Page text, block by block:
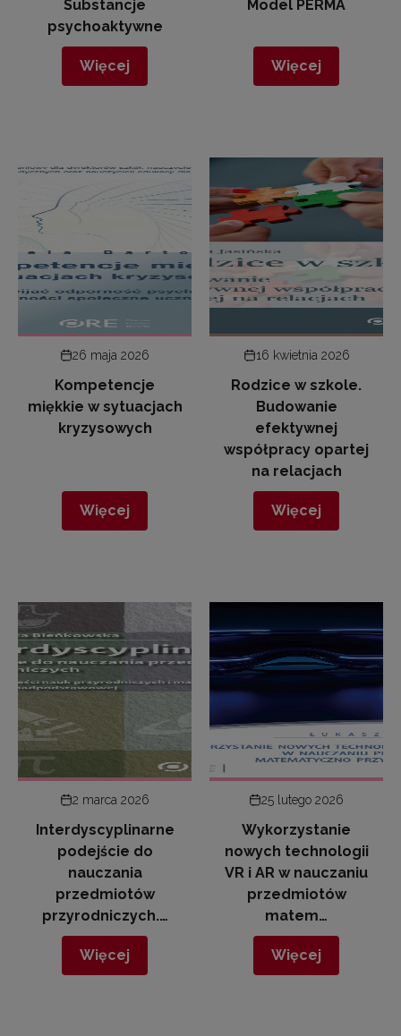
Substancje
psychoaktywne
Więcej
Model PERMA
Więcej
26 maja 2026
Kompetencje
miękkie w sytuacjach
kryzysowych
Więcej
16 kwietnia 2026
Rodzice w szkole.
Budowanie
efektywnej
współpracy opartej
na relacjach
Więcej
2 marca 2026
Interdyscyplinarne
podejście do
nauczania
przedmiotów
przyrodniczych.…
Więcej
25 lutego 2026
Wykorzystanie
nowych technologii
VR i AR w nauczaniu
przedmiotów
matem…
Więcej